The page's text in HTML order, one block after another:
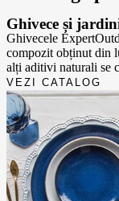
Ghivece și
Ghivecele
compozit obținut din
alți aditivi naturali se
VEZI CATALOG